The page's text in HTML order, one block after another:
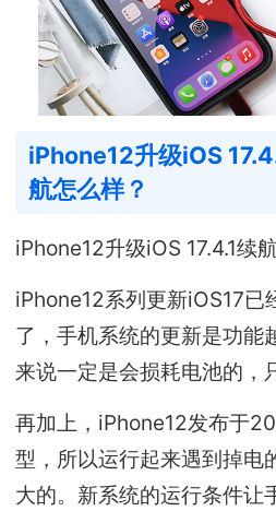
iPhone12升级iOS
航怎么样？
iPhone12升级iOS 17.4.1续
iPhone12系列更新iOS17已
了，手机系统的更新是功能
来说一定是会损耗电池的，
再加上，iPhone12发布于
型，所以运行起来遇到掉电
大的。新系统的运行条件让